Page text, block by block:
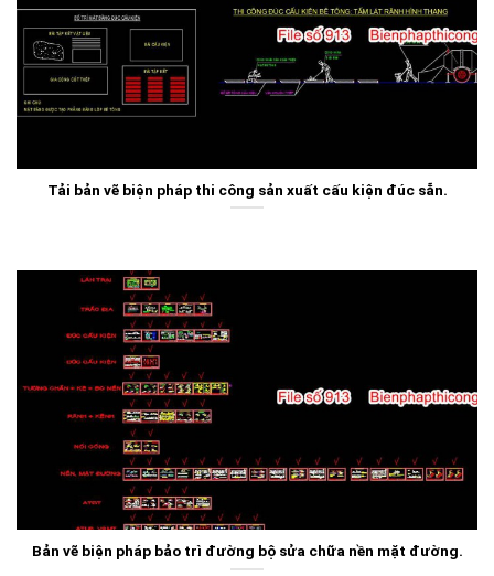
Tải bản vẽ biện pháp thi công sản xuất cấu kiện đúc sẵn.
Bản vẽ biện pháp bảo trì đường bộ sửa chữa nền mặt đường.